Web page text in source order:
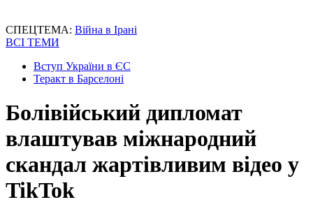
СПЕЦТЕМА: Війна в Ірані
ВСІ ТЕМИ
Вступ України в ЄС
Теракт в Барселоні
Болівійський дипломат
влаштував міжнародний
скандал жартівливим відео у
TikTok